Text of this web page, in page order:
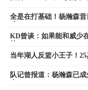
全是在打基础！杨瀚森
KD曾谈：如果能和威少
当年湖人反篮小王子！
队记曾报道：杨瀚森已